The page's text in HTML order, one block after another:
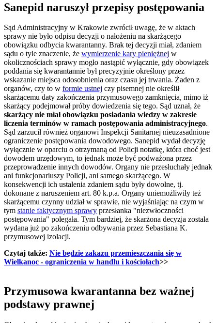
Sanepid naruszył przepisy postępowania
Sąd Administracyjny w Krakowie zwrócił uwagę, że w aktach
sprawy nie było odpisu decyzji o nałożeniu na skarżącego
obowiązku odbycia kwarantanny. Brak tej decyzji miał, zdaniem
sądu o tyle znaczenie, że wymierzenie kary pieniężnej w
okolicznościach sprawy mogło nastąpić wyłącznie, gdy obowiązek
poddania się kwarantannie był precyzyjnie określony przez
wskazanie miejsca odosobnienia oraz czasu jej trwania. Żaden z
organów, czy to w formie ustnej czy pisemnej nie określił
skarżącemu daty zakończenia przymusowego zamknięcia, mimo iż
skarżący podejmował próby dowiedzenia się tego. Sąd uznał, że
skarżący nie miał obowiązku posiadania wiedzy w zakresie
liczenia terminów w ramach postępowania administracyjnego.
Sąd zarzucił również organowi Inspekcji Sanitarnej nieuzasadnione
ograniczenie postępowania dowodowego. Sanepid wydał decyzję
wyłącznie w oparciu o otrzymaną od Policji notatkę, która choć jest
dowodem urzędowym, to jednak może być podważona przez
przeprowadzenie innych dowodów. Organy nie przesłuchały jednak
ani funkcjonariuszy Policji, ani samego skarżącego. W
konsekwencji ich ustalenia zdaniem sądu były dowolne, tj.
dokonane z naruszeniem art. 80 k.p.a. Organy uniemożliwiły też
skarżącemu czynny udział w sprawie, nie wyjaśniając na czym w
tym stanie faktycznym sprawy przesłanka "niezwłoczności
postępowania" polegała. Tym bardziej, że skarżona decyzja została
wydana już po zakończeniu odbywania przez Sebastiana K.
przymusowej izolacji.
Czytaj także: Nie będzie zakazu przemieszczania się w
Wielkanoc - ograniczenia w handlu i kościołach>>
Przymusowa kwarantanna bez ważnej
podstawy prawnej